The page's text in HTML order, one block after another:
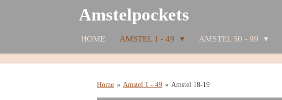
hoofdinhoud
Amstelpockets
HOME AMSTEL 1 - 49 AMSTEL 50 - 99
Home » Amstel 1 - 49 » Amstel 18-19